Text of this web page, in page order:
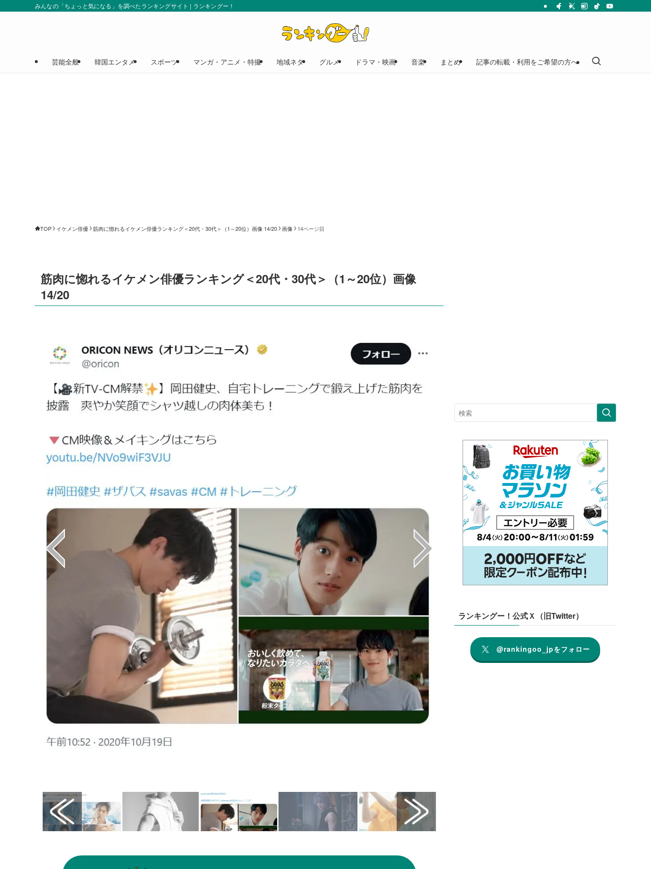
みんなの「ちょっと気になる」を調べたランキングサイト | ランキングー！
芸能全般 韓国エンタメ スポーツ マンガ・アニメ・特撮 地域ネタ グルメ ドラマ・映画 音楽 まとめ 記事の転載・利用をご希望の方へ
TOP イケメン俳優 筋肉に惚れるイケメン俳優ランキング＜20代・30代＞（1～20位）画像 14/20 画像 14ページ目
筋肉に惚れるイケメン俳優ランキング＜20代・30代＞（1～20位）画像
14/20
ランキングー！公式Ｘ（旧Twitter）
@rankingoo_jpをフォロー